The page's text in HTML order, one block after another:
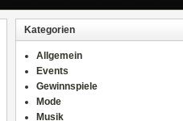
Kategorien
Allgemein
Events
Gewinnspiele
Mode
Musik